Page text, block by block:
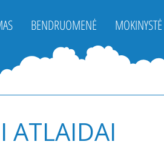
BENDRUOMENĖ MOKINYSTĖ
ATLAIDAI